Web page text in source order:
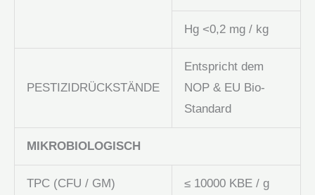
Hg <0,2 mg / kg
PESTIZIDRÜCKSTÄNDE
Entspricht dem
NOP & EU Bio-
Standard
MIKROBIOLOGISCH
TPC (CFU / GM) ≤ 10000 KBE / g